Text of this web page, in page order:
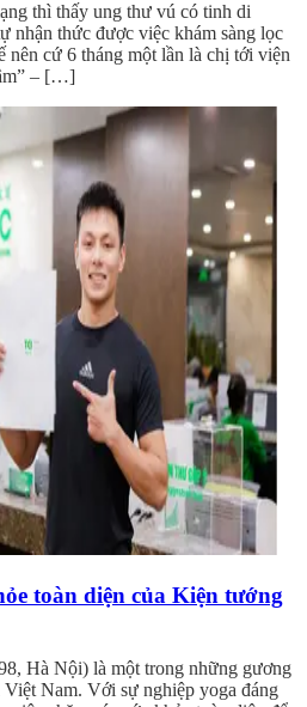
thì thấy ung thư vú có tinh di
nhận thức được việc khám sàng lọc
nên cứ 6 tháng một lần là chị tới viện
– […]
toàn diện của Kiện tướng
Hà Nội) là một trong những gương
Việt Nam. Với sự nghiệp yoga đáng